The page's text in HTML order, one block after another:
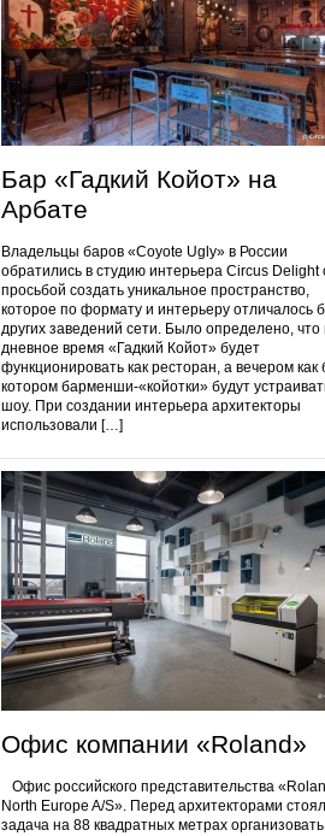
Бар «Гадкий Койот» на
Арбате
Владельцы баров «Coyote Ugly» в России
обратились в студию интерьера Circus Delight
просьбой создать уникальное пространство,
которое по формату и интерьеру отличалось
других заведений сети. Было определено, что
дневное время «Гадкий Койот» будет
функционировать как ресторан, а вечером как
котором барменши-«койотки» будут
шоу. При создании интерьера архитекторы
использовали […]
Офис компании «Roland»
Офис российского представительства
North Europe A/S». Перед архитекторами
задача на 88 квадратных метрах